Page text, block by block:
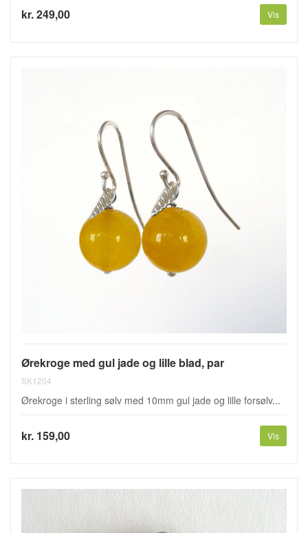
kr. 249,00 Vis
Ørekroge med gul jade og lille blad, par
SK1204
Ørekroge i sterling sølv med 10mm gul jade og lille forsølv...
kr. 159,00 Vis